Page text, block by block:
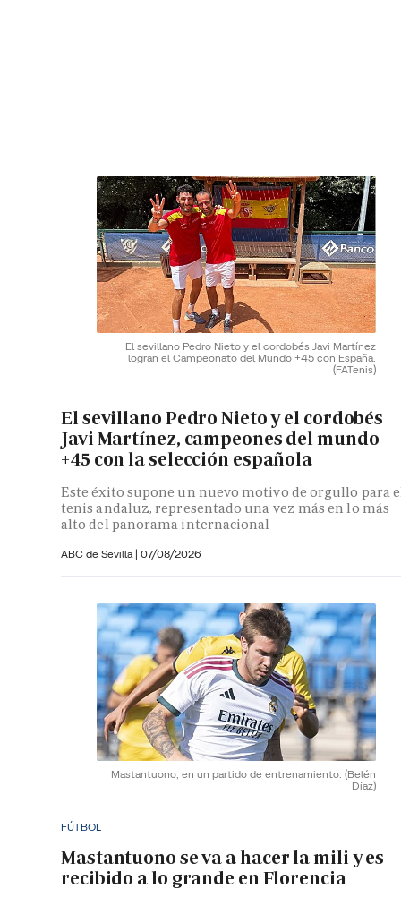
El sevillano Pedro Nieto y el cordobés Javi Martínez
logran el Campeonato del Mundo +45 con España.
(FATenis)
El sevillano Pedro Nieto y el cordobés
Javi Martínez, campeones del mundo
+45 con la selección española
Este éxito supone un nuevo motivo de orgullo para
tenis andaluz, representado una vez más en lo más
alto del panorama internacional
ABC de Sevilla | 07/08/2026
Mastantuono, en un partido de entrenamiento. (Belén
Díaz)
FÚTBOL
Mastantuono se va a hacer la mili y es
recibido a lo grande en Florencia